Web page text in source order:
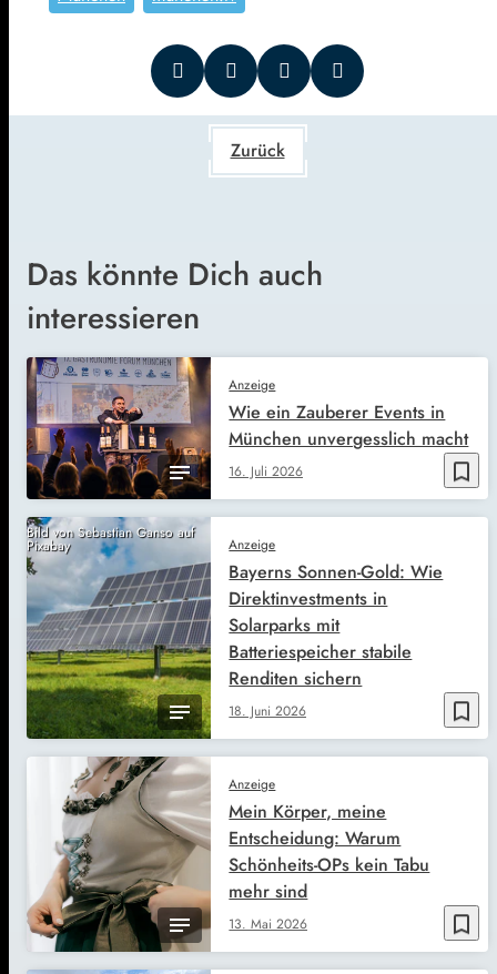
Zurück
Das könnte Dich auch
interessieren
bookmark_border
Anzeige
16. Juli 2026
Wie ein Zauberer Events in
München unvergesslich macht
Bild von Sebastian Ganso auf
Pixabay
bookmark_border
Anzeige
18. Juni 2026
Bayerns Sonnen-Gold: Wie
Direktinvestments in
Solarparks mit
Batteriespeicher stabile
Renditen sichern
bookmark_border
Anzeige
13. Mai 2026
Mein Körper, meine
Entscheidung: Warum
Schönheits-OPs kein Tabu
mehr sind